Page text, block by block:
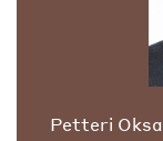
Petteri Oksa